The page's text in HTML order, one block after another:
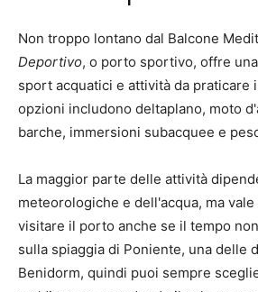
Non troppo lontano dal Balcone
Deportivo, o porto sportivo, offre
sport acquatici e attività da praticare
opzioni includono deltaplano, moto
barche, immersioni subacquee e
La maggior parte delle attività
meteorologiche e dell'acqua, ma
visitare il porto anche se il tempo
sulla spiaggia di Poniente, una delle
Benidorm, quindi puoi sempre